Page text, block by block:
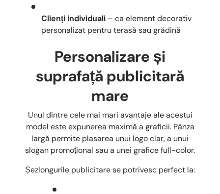
Clienți individuali – ca element decorativ
personalizat pentru terasă sau grădină
Personalizare și
suprafață publicitară
mare
Unul dintre cele mai mari avantaje ale acestui
model este expunerea maximă a graficii. Pânza
largă permite plasarea unui logo clar, a unui
slogan promoțional sau a unei grafice full-color.
Șezlongurile publicitare se potrivesc perfect la: